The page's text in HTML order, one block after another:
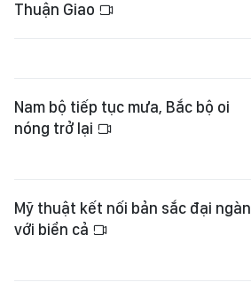
Thuận Giao
Nam bộ tiếp tục mưa, Bắc bộ oi
nóng trở lại
Mỹ thuật kết nối bản sắc đại ngàn
với biển cả